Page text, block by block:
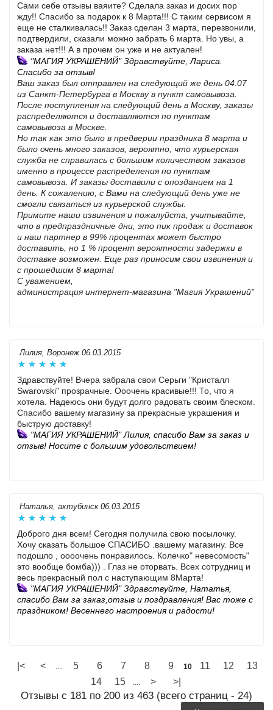
Сами себе отзывы ваяите? Сделала заказ и досих пор
жду!! Спасибо за подарок к 8 Марта!!! С таким сервисом я
еще не сталкивалась!! Заказ сделан 3 марта, перезвонили,
подтвердили, сказали можно забрать 6 марта. Но увы, а
заказа нет!!! А в прочем он уже и не актуален!
"МАГИЯ УКРАШЕНИЙ" Здравствуйте, Лариса.
Спасибо за отзыв!
Ваш заказ был отправлен на следующий же день 04.07
из Санкт-Петербурга в Москву в пункт самовывоза.
После поступления на следующий день в Москву, заказы
распределяются и доставляются по пунктам
самовывоза в Москве.
Но так как это было в предверии праздника 8 марта и
было очень много заказов, вероятно, что курьерская
служба не справилась с большим количеством заказов
именно в процессе распределения по пунктам
самовывоза. И заказы доставили с опозданием на 1
день. К сожалению, с Вами на следующий день уже не
смогли связаться из курьерской службы.
Примите наши извинения и пожалуйста, учитывайте,
что в предпраздничные дни, это пик продаж и доставок
и наш партнер в 99% процентах может быстро
доставить, но 1 % процент вероятности задержки в
доставке возможен. Еще раз приносим свои извинения и
с прошедшим 8 марта!
С уважением,
администрация интернет-магазина "Магия Украшений"
Лилия, Воронеж 06.03.2015
Здравствуйте! Вчера забрала свои Серьги "Кристалл
Swarovski" прозрачные. Ооочень красивые!!! То, что я
хотела. Надеюсь они будут долго радовать своим блеском.
Спасибо вашему магазину за прекрасные украшения и
быструю доставку!
"МАГИЯ УКРАШЕНИЙ" Лилия, спасибо Вам за заказ и
отзыв! Носите с большим удовольствием!
Наталья, ахтубинск 06.03.2015
Доброго дня всем! Сегодня получила свою посылочку.
Хочу сказать большое СПАСИБО .вашему магазину. Все
подошло , оооочень понравилось. Колечко" невесомость"
это вообще бомба))) . Глаз не оторвать. Всех сотрудниц и
весь прекрасный пол с наступающим 8Марта!
"МАГИЯ УКРАШЕНИЙ" Здравствуйте, Нататья,
спасибо Вам за заказ,отзыв и поздравления! Вас тоже с
праздником! Весеннего настроения и радости!
|< < .... 5 6 7 8 9 10 11 12
13
14
15 .... > >|
Отзывы с 181 по 200 из 463 (всего страниц - 24)